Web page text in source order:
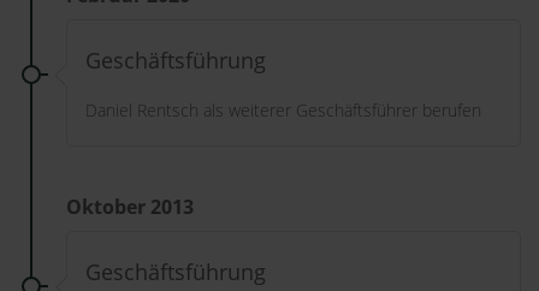
Geschäftsführung
Daniel Rentsch als weiterer Geschäftsführer berufen
Oktober 2013
Geschäftsführung